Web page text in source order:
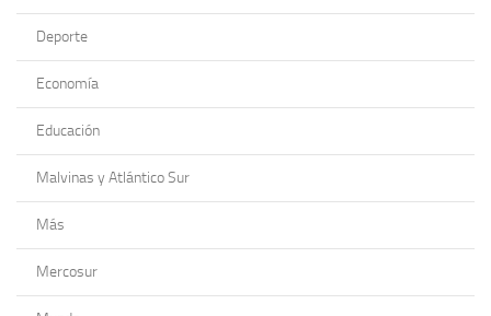
Deporte
Economía
Educación
Malvinas y Atlántico Sur
Más
Mercosur